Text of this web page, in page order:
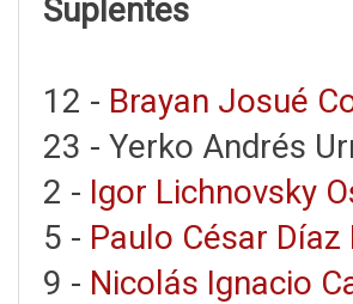
Suplentes
12 - Brayan Josué
23 - Yerko Andrés
2 - Igor Lichnovsky
5 - Paulo César Díaz
9 - Nicolás Ignacio